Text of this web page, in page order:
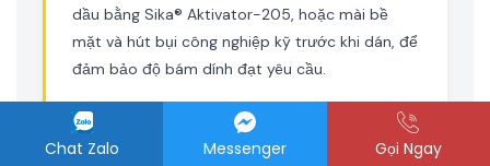
dầu bằng Sika® Aktivator-205, hoặc mài bề
mặt và hút bụi công nghiệp kỹ trước khi dán, để
đảm bảo độ bám dính đạt yêu cầu.
Q: DÙNG ĐƯỢC CHO SÀN CÓ HỆ SƯỞI ẤM NGẦM
Chat Zalo Messenger Gọi Ngay